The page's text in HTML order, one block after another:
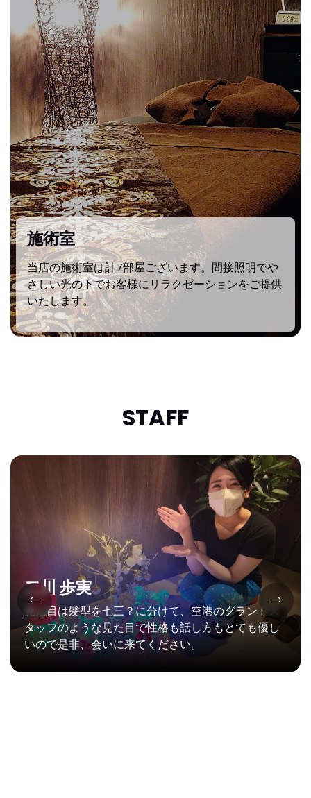
施術室
当店の施術室は計7部屋ございます。間接照明でや
さしい光の下でお客様にリラクゼーションをご提供
いたします。
STAFF
二川 歩実
見た目は髪型を七三？に分けて、空港のグランドス
タッフのような見た目で性格も話し方もとても優し
いので是非、会いに来てください。